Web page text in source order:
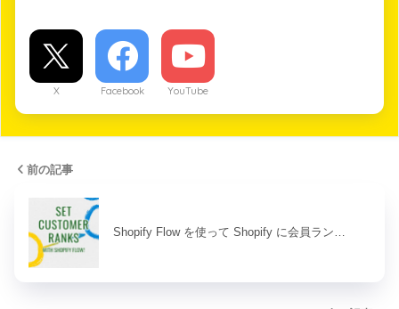
X Facebook YouTube
前の記事
Shopify Flow を使って Shopify に会員ラン…